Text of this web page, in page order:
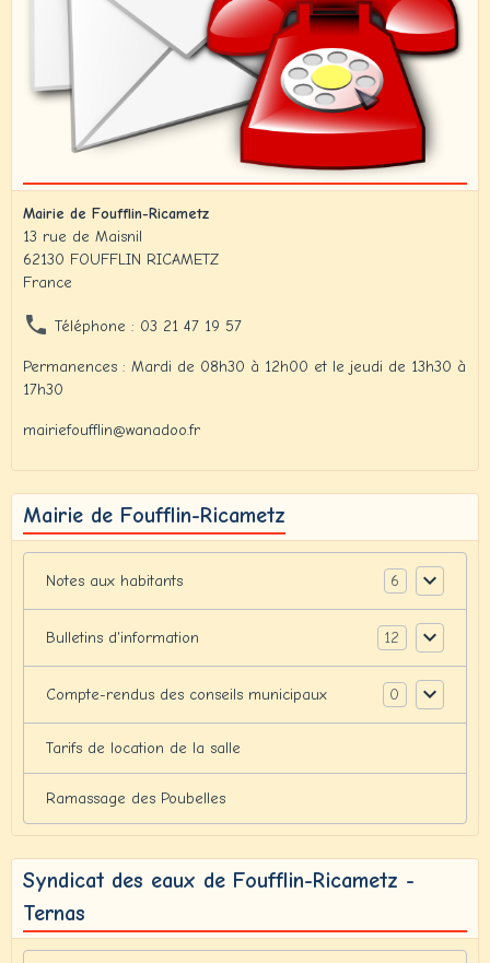
Mairie de Foufflin-Ricametz
13 rue de Maisnil
62130 FOUFFLIN RICAMETZ
France
Téléphone : 03 21 47 19 57
Permanences : Mardi de 08h30 à 12h00 et le jeudi de 13h30 à
17h30
mairiefoufflin@wanadoo.fr
Mairie de Foufflin-Ricametz
Notes aux habitants 6
Bulletins d'information 12
Compte-rendus des conseils municipaux 0
Tarifs de location de la salle
Ramassage des Poubelles
Syndicat des eaux de Foufflin-Ricametz -
Ternas